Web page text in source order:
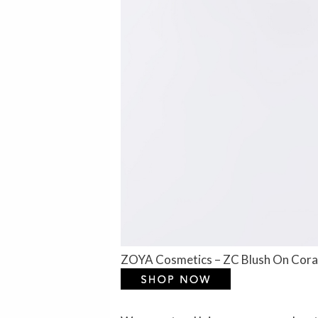
ZOYA Cosmetics – ZC Blush On